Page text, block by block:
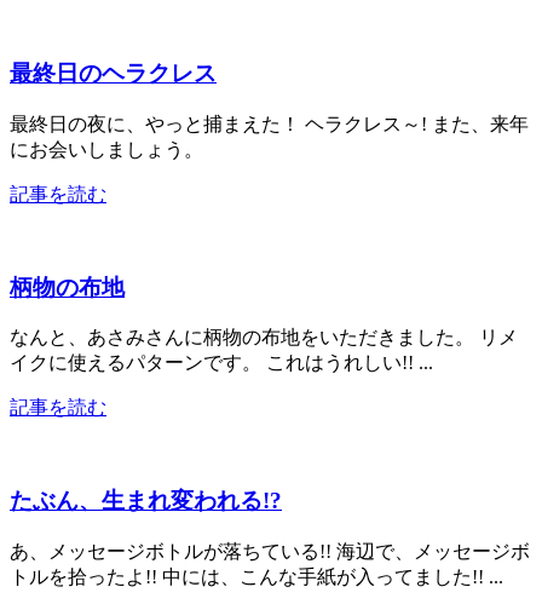
最終日のヘラクレス
最終日の夜に、やっと捕まえた！ ヘラクレス～! また、来年
にお会いしましょう。
記事を読む
柄物の布地
なんと、あさみさんに柄物の布地をいただきました。 リメ
イクに使えるパターンです。 これはうれしい!! ...
記事を読む
たぶん、生まれ変われる!?
あ、メッセージボトルが落ちている!! 海辺で、メッセージボ
トルを拾ったよ!! 中には、こんな手紙が入ってました!! ...